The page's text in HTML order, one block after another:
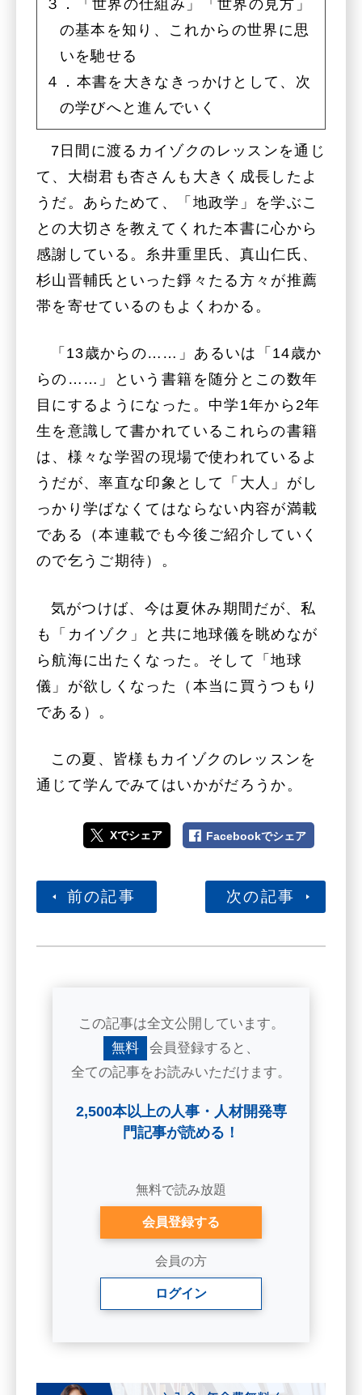
３．「世界の仕組み」「世界の見方」
の基本を知り、これからの世界に思
いを馳せる
４．本書を大きなきっかけとして、次
の学びへと進んでいく
7日間に渡るカイゾクのレッスンを通じ
て、大樹君も杏さんも大きく成長したよ
うだ。あらためて、「地政学」を学ぶこ
との大切さを教えてくれた本書に心から
感謝している。糸井重里氏、真山仁氏、
杉山晋輔氏といった錚々たる方々が推薦
帯を寄せているのもよくわかる。
「13歳からの……」あるいは「14歳か
らの……」という書籍を随分とこの数年
目にするようになった。中学1年から2年
生を意識して書かれているこれらの書籍
は、様々な学習の現場で使われているよ
うだが、率直な印象として「大人」がし
っかり学ばなくてはならない内容が満載
である（本連載でも今後ご紹介していく
ので乞うご期待）。
気がつけば、今は夏休み期間だが、私
も「カイゾク」と共に地球儀を眺めなが
ら航海に出たくなった。そして「地球
儀」が欲しくなった（本当に買うつもり
である）。
この夏、皆様もカイゾクのレッスンを
通じて学んでみてはいかがだろうか。
Xでシェア Facebookでシェア
前の記事 次の記事
この記事は全文公開しています。
無料
会員登録すると、
全ての記事をお読みいただけます。
2,500本以上の人事・人材開発専
門記事が読める！
無料で読み放題
会員登録する
会員の方
ログイン